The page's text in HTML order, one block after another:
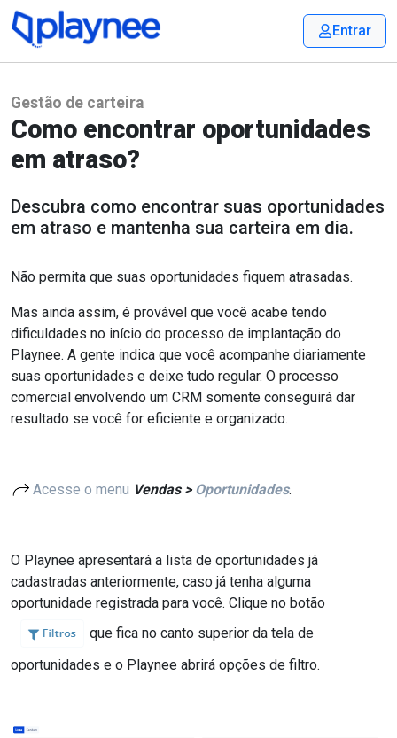
Entrar
Gestão de carteira
Como encontrar oportunidades
em atraso?
Descubra como encontrar suas oportunidades
em atraso e mantenha sua carteira em dia.
Não permita que suas oportunidades fiquem atrasadas.
Mas ainda assim, é provável que você acabe tendo
dificuldades no início do processo de implantação do
Playnee. A gente indica que você acompanhe diariamente
suas oportunidades e deixe tudo regular. O processo
comercial envolvendo um CRM somente conseguirá dar
resultado se você for eficiente e organizado.
Acesse o menu Vendas > Oportunidades.
O Playnee apresentará a lista de oportunidades já
cadastradas anteriormente, caso já tenha alguma
oportunidade registrada para você. Clique no botão
que fica no canto superior da tela de
oportunidades e o Playnee abrirá opções de filtro.